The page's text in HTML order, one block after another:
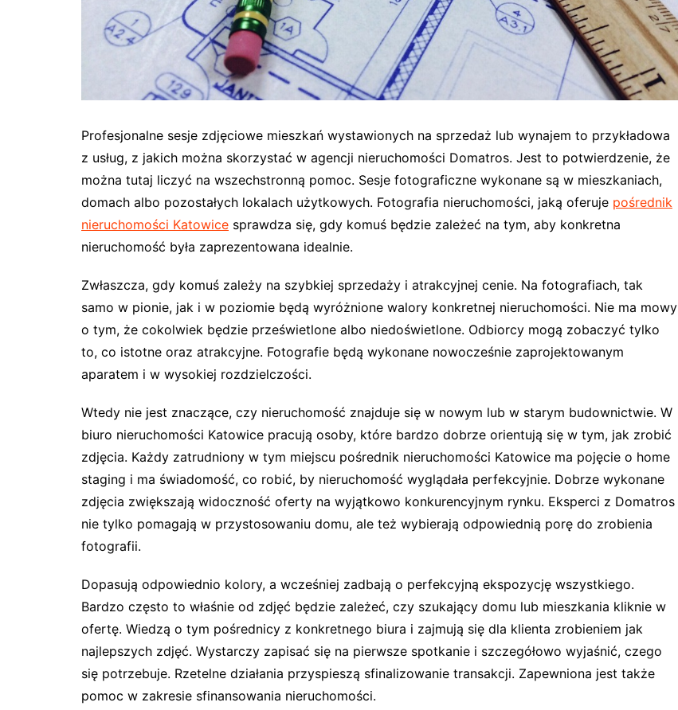
Profesjonalne sesje zdjęciowe mieszkań wystawionych na sprzedaż lub wynajem to przykładowa
z usług, z jakich można skorzystać w agencji nieruchomości Domatros. Jest to potwierdzenie, że
można tutaj liczyć na wszechstronną pomoc. Sesje fotograficzne wykonane są w mieszkaniach,
domach albo pozostałych lokalach użytkowych. Fotografia nieruchomości, jaką oferuje pośrednik
nieruchomości Katowice sprawdza się, gdy komuś będzie zależeć na tym, aby konkretna
nieruchomość była zaprezentowana idealnie.
Zwłaszcza, gdy komuś zależy na szybkiej sprzedaży i atrakcyjnej cenie. Na fotografiach, tak
samo w pionie, jak i w poziomie będą wyróżnione walory konkretnej nieruchomości. Nie ma mowy
o tym, że cokolwiek będzie prześwietlone albo niedoświetlone. Odbiorcy mogą zobaczyć tylko
to, co istotne oraz atrakcyjne. Fotografie będą wykonane nowocześnie zaprojektowanym
aparatem i w wysokiej rozdzielczości.
Wtedy nie jest znaczące, czy nieruchomość znajduje się w nowym lub w starym budownictwie. W
biuro nieruchomości Katowice pracują osoby, które bardzo dobrze orientują się w tym, jak zrobić
zdjęcia. Każdy zatrudniony w tym miejscu pośrednik nieruchomości Katowice ma pojęcie o home
staging i ma świadomość, co robić, by nieruchomość wyglądała perfekcyjnie. Dobrze wykonane
zdjęcia zwiększają widoczność oferty na wyjątkowo konkurencyjnym rynku. Eksperci z Domatros
nie tylko pomagają w przystosowaniu domu, ale też wybierają odpowiednią porę do zrobienia
fotografii.
Dopasują odpowiednio kolory, a wcześniej zadbają o perfekcyjną ekspozycję wszystkiego.
Bardzo często to właśnie od zdjęć będzie zależeć, czy szukający domu lub mieszkania kliknie w
ofertę. Wiedzą o tym pośrednicy z konkretnego biura i zajmują się dla klienta zrobieniem jak
najlepszych zdjęć. Wystarczy zapisać się na pierwsze spotkanie i szczegółowo wyjaśnić, czego
się potrzebuje. Rzetelne działania przyspieszą sfinalizowanie transakcji. Zapewniona jest także
pomoc w zakresie sfinansowania nieruchomości.